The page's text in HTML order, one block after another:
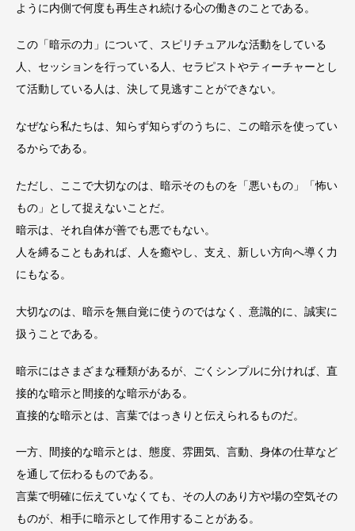
ように内側で何度も再生され続ける心の働きのことである。
この「暗示の力」について、スピリチュアルな活動をしている
人、セッションを行っている人、セラピストやティーチャーとし
て活動している人は、決して見逃すことができない。
なぜなら私たちは、知らず知らずのうちに、この暗示を使ってい
るからである。
ただし、ここで大切なのは、暗示そのものを「悪いもの」「怖い
もの」として捉えないことだ。
暗示は、それ自体が善でも悪でもない。
人を縛ることもあれば、人を癒やし、支え、新しい方向へ導く力
にもなる。
大切なのは、暗示を無自覚に使うのではなく、意識的に、誠実に
扱うことである。
暗示にはさまざまな種類があるが、ごくシンプルに分ければ、直
接的な暗示と間接的な暗示がある。
直接的な暗示とは、言葉ではっきりと伝えられるものだ。
一方、間接的な暗示とは、態度、雰囲気、言動、身体の仕草など
を通して伝わるものである。
言葉で明確に伝えていなくても、その人のあり方や場の空気その
ものが、相手に暗示として作用することがある。